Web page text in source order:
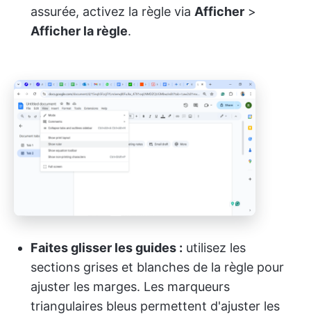
assurée, activez la règle via Afficher >
Afficher la règle.
Faites glisser les guides : utilisez les
sections grises et blanches de la règle pour
ajuster les marges. Les marqueurs
triangulaires bleus permettent d'ajuster les